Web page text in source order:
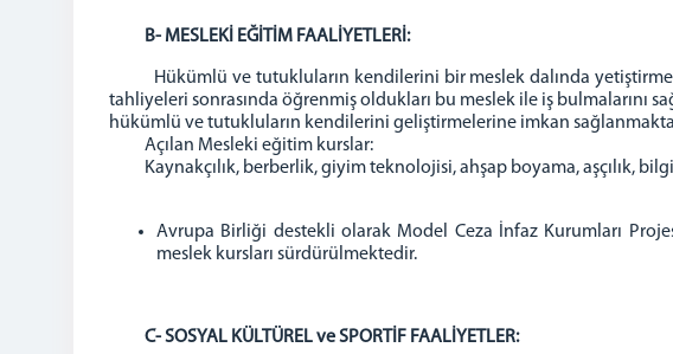
B- MESLEKİ EĞİTİM FAALİYETLERİ:
Hükümlü ve tutukluların kendilerini bir meslek dalında
tahliyeleri sonrasında öğrenmiş oldukları bu meslek ile iş bulmalarını
hükümlü ve tutukluların kendilerini geliştirmelerine imkan
Açılan Mesleki eğitim kurslar:
Kaynakçılık, berberlik, giyim teknolojisi, ahşap boyama, aşçılık,
Avrupa Birliği destekli olarak Model Ceza İnfaz Kurumları
meslek kursları sürdürülmektedir.
C- SOSYAL KÜLTÜREL ve SPORTİF FAALİYETLER: